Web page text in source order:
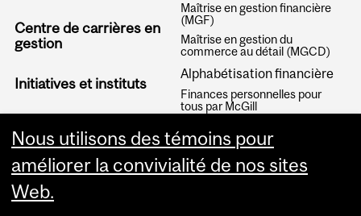
Centre de carrières en
gestion
Initiatives et instituts
Maîtrise en gestion financière
(MGF)
Maîtrise en gestion du
commerce au détail (MGCD)
Alphabétisation financière
Finances personnelles pour
tous par McGill
Nous utilisons des témoins pour
améliorer la convivialité de nos sites
Web.